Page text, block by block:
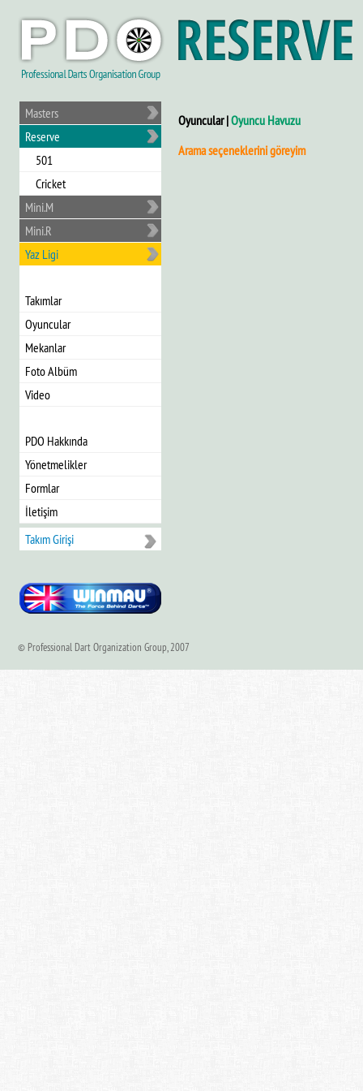
Masters
Reserve
501
Cricket
Mini.M
Mini.R
Yaz Ligi
Takımlar
Oyuncular
Mekanlar
Foto Albüm
Video
PDO Hakkında
Yönetmelikler
Formlar
İletişim
Takım Girişi
Oyuncular |Oyuncu Havuzu
Arama seçeneklerini göreyim
© Professional Dart Organization Group, 2007